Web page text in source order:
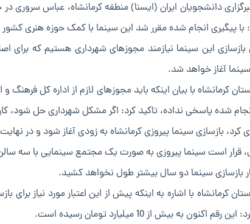
دانشجویان ایران (ایسنا) منطقه کرمانشاه، عباس سروری
با پیگیری انجام شده مقرر شد این سینما با کمک حوزه هنری
بازسازی این سینما نیازمند مجوزهای شهرداری هستیم که
آغاز خواهد شد.
کرمانشاه با بیان اینکه باید مجوزهای لازم از اداره کل
شده پاسخی نداده، تاکید کرد: اگر مشکل شهرداری حل شود،
بازسازی سینما پیروزی کرمانشاه به زودی آغاز شود و در نهایت پایان سال 96 شاهد افتتاح
قرار است سینما پیروزی به صورت یک مجتمع سینمایی با سه
بازسازی سینما دو سال بیشتر طول نخواهد کشید.
کرمانشاه با اشاره به اینکه پیش از این اعتبار مورد نیاز برای
به بیش از 10 میلیارد تومان رسیده است.